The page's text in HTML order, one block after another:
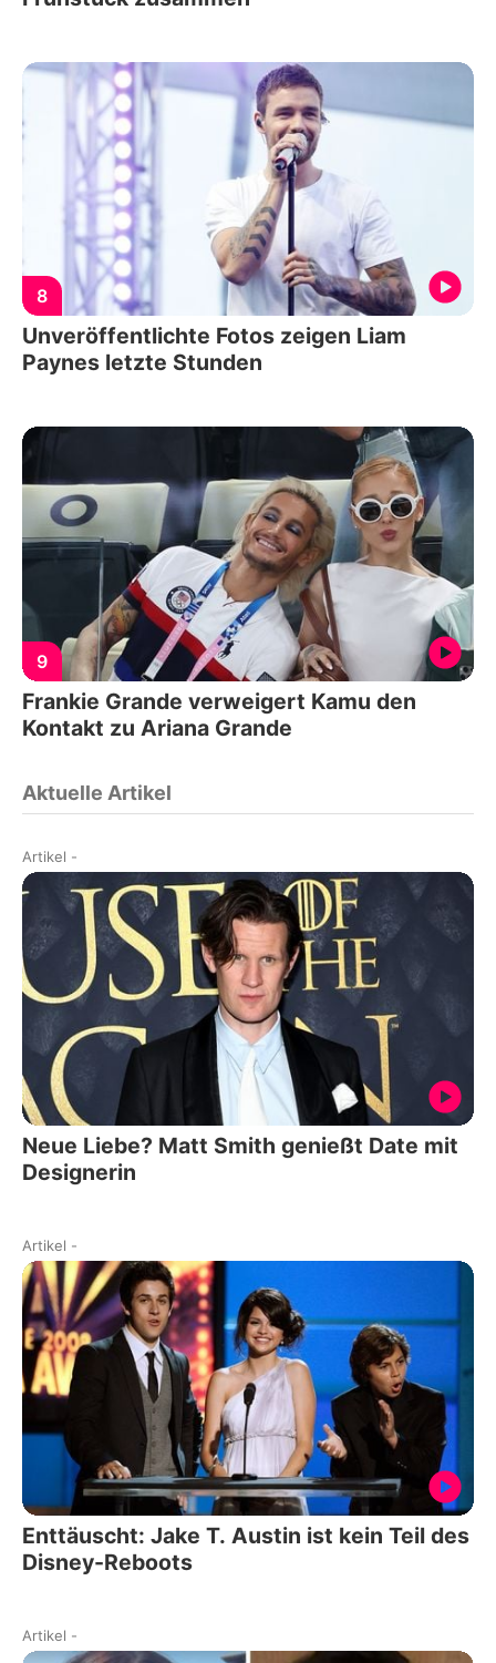
8
Unveröffentlichte Fotos zeigen Liam
Paynes letzte Stunden
9
Frankie Grande verweigert Kamu den
Kontakt zu Ariana Grande
Aktuelle Artikel
Artikel -
Neue Liebe? Matt Smith genießt Date mit
Designerin
Artikel -
Enttäuscht: Jake T. Austin ist kein Teil des
Disney-Reboots
Artikel -